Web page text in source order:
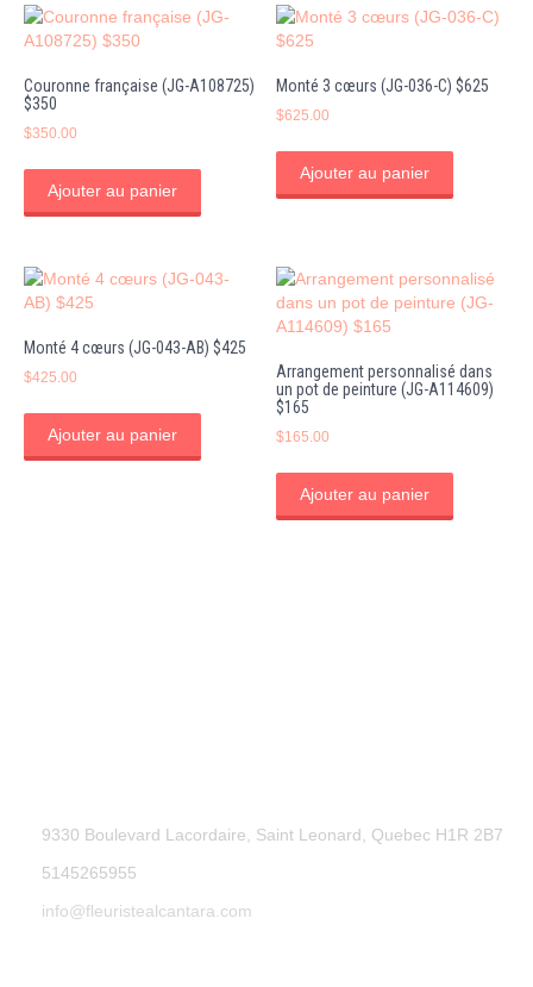
Couronne française (JG-A108725)
$350
$350.00
Ajouter au panier
Monté 3 cœurs (JG-036-C) $625
$625.00
Ajouter au panier
Monté 4 cœurs (JG-043-AB) $425
$425.00
Ajouter au panier
Arrangement personnalisé dans
un pot de peinture (JG-A114609)
$165
$165.00
Ajouter au panier
9330 Boulevard Lacordaire, Saint Leonard, Quebec H1R 2B7
5145265955
info@fleuristealcantara.com